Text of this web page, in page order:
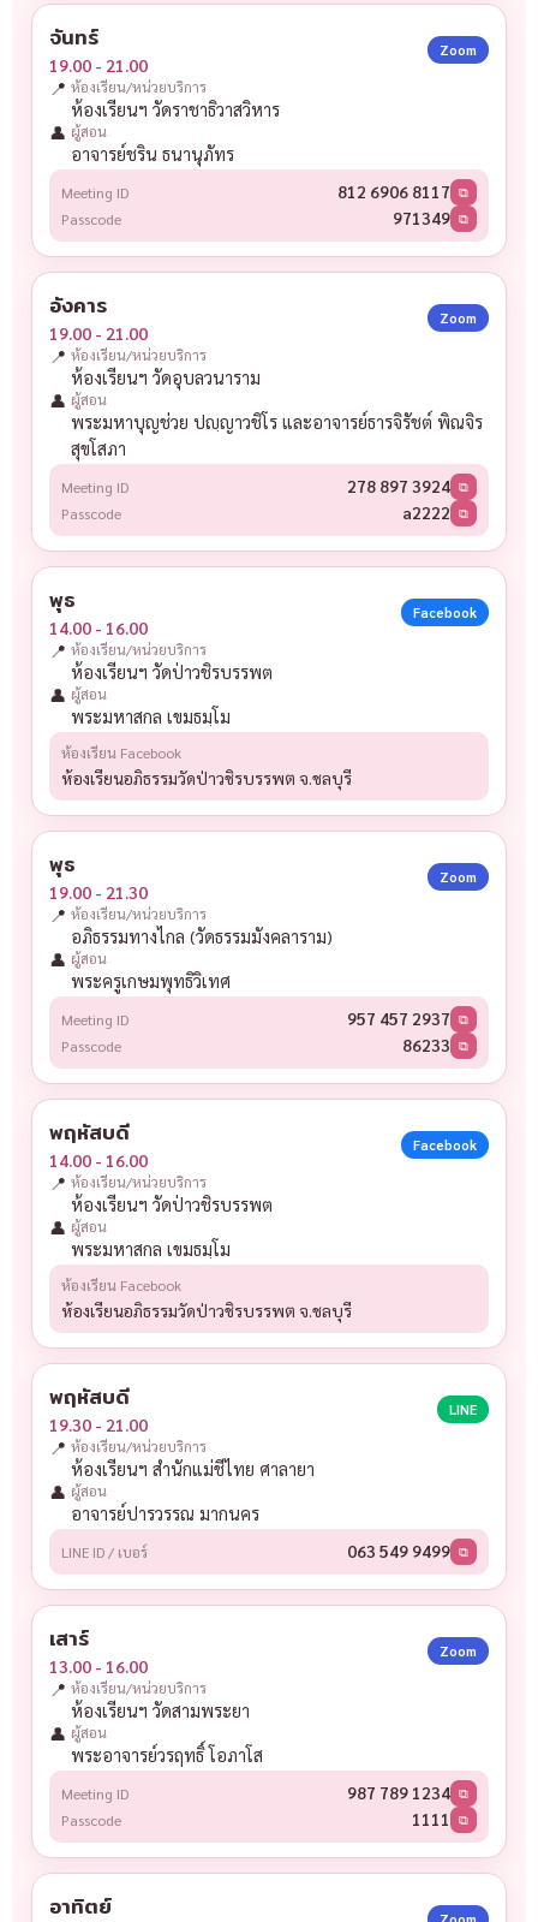
จันทร์
19.00 - 21.00
Zoom
📍 ห้องเรียน/หน่วยบริการ
ห้องเรียนฯ วัดราชาธิวาสวิหาร
👤 ผู้สอน
อาจารย์ชริน ธนานุภัทร
Meeting ID 812 6906 8117 ⧉
Passcode 971349 ⧉
อังคาร
19.00 - 21.00
Zoom
📍 ห้องเรียน/หน่วยบริการ
ห้องเรียนฯ วัดอุบลวนาราม
👤 ผู้สอน
พระมหาบุญช่วย ปญฺญาวชิโร และอาจารย์ธารจิรัชต์ พิณจิร
สุขโสภา
Meeting ID 278 897 3924 ⧉
Passcode a2222 ⧉
พุธ
14.00 - 16.00
Facebook
📍 ห้องเรียน/หน่วยบริการ
ห้องเรียนฯ วัดป่าวชิรบรรพต
👤 ผู้สอน
พระมหาสกล เขมธมฺโม
ห้องเรียน Facebook
ห้องเรียนอภิธรรมวัดป่าวชิรบรรพต จ.ชลบุรี
พุธ
19.00 - 21.30
Zoom
📍 ห้องเรียน/หน่วยบริการ
อภิธรรมทางไกล (วัดธรรมมังคลาราม)
👤 ผู้สอน
พระครูเกษมพุทธิวิเทศ
Meeting ID 957 457 2937 ⧉
Passcode 86233 ⧉
พฤหัสบดี
14.00 - 16.00
Facebook
📍 ห้องเรียน/หน่วยบริการ
ห้องเรียนฯ วัดป่าวชิรบรรพต
👤 ผู้สอน
พระมหาสกล เขมธมฺโม
ห้องเรียน Facebook
ห้องเรียนอภิธรรมวัดป่าวชิรบรรพต จ.ชลบุรี
พฤหัสบดี
19.30 - 21.00
LINE
📍 ห้องเรียน/หน่วยบริการ
ห้องเรียนฯ สำนักแม่ชีไทย ศาลายา
👤 ผู้สอน
อาจารย์ปารวรรณ มากนคร
LINE ID / เบอร์ 063 549 9499 ⧉
เสาร์
13.00 - 16.00
Zoom
📍 ห้องเรียน/หน่วยบริการ
ห้องเรียนฯ วัดสามพระยา
👤 ผู้สอน
พระอาจารย์วรฤทธิ์ โอภาโส
Meeting ID 987 789 1234 ⧉
Passcode 1111 ⧉
อาทิตย์